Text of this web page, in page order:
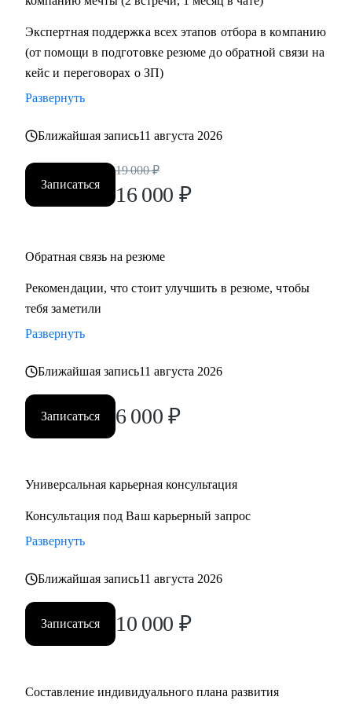
• Продажи и развитие бизнеса / обслуживание клиентов
• Поддержка
• Customer Experience
• Операции
Экспертная поддержка всех этапов отбора в компанию
(от помощи в подготовке резюме до обратной связи на
кейс и переговорах о ЗП)
Развернуть
Ближайшая запись11 августа 2026
Записаться
19 000 ₽
16 000 ₽
Обратная связь на резюме
Рекомендации, что стоит улучшить в резюме, чтобы
тебя заметили
Развернуть
Ближайшая запись11 августа 2026
Записаться 6 000 ₽
Универсальная карьерная консультация
Консультация под Ваш карьерный запрос
Развернуть
Ближайшая запись11 августа 2026
Записаться 10 000 ₽
Составление индивидуального плана развития